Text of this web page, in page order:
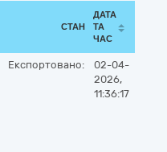
СТАН
ДАТА
ТА
ЧАС
Експортовано:
02-04-
2026,
11:36:17